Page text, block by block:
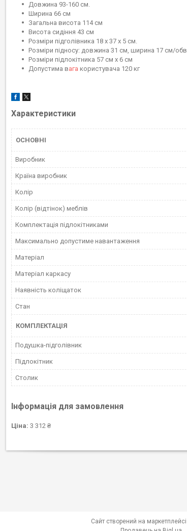
Довжина 93-160 см.
Ширина 66 см
Загальна висота 114 см
Висота сидіння 43 см
Розміри підголівника 18 х 37 х 5 см.
Розміри підносу: довжина 31 см, ширина 17 см/
Розміри підлокітника 57 см х 6 см
Допустима вага користувача 120 кг
Характеристики
ОСНОВНІ
Виробник
Країна виробник
Колір
Колір (відтінок) меблів
Комплектація підлокітниками
Максимально допустиме навантаження
Матеріал
Матеріал каркасу
Наявність коліщаток
Стан
КОМПЛЕКТАЦІЯ
Подушка-підголівник
Підлокітник
Столик
Інформація для замовлення
Ціна: 3 312 ₴
Сайт створений на маркетплейсі